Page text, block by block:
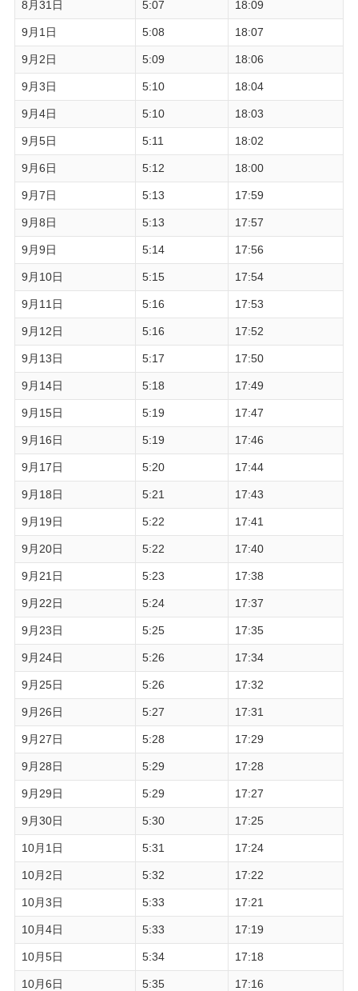
8月31日 5:07 18:09
9月1日 5:08 18:07
9月2日 5:09 18:06
9月3日 5:10 18:04
9月4日 5:10 18:03
9月5日 5:11 18:02
9月6日 5:12 18:00
9月7日 5:13 17:59
9月8日 5:13 17:57
9月9日 5:14 17:56
9月10日 5:15 17:54
9月11日 5:16 17:53
9月12日 5:16 17:52
9月13日 5:17 17:50
9月14日 5:18 17:49
9月15日 5:19 17:47
9月16日 5:19 17:46
9月17日 5:20 17:44
9月18日 5:21 17:43
9月19日 5:22 17:41
9月20日 5:22 17:40
9月21日 5:23 17:38
9月22日 5:24 17:37
9月23日 5:25 17:35
9月24日 5:26 17:34
9月25日 5:26 17:32
9月26日 5:27 17:31
9月27日 5:28 17:29
9月28日 5:29 17:28
9月29日 5:29 17:27
9月30日 5:30 17:25
10月1日 5:31 17:24
10月2日 5:32 17:22
10月3日 5:33 17:21
10月4日 5:33 17:19
10月5日 5:34 17:18
10月6日 5:35 17:16